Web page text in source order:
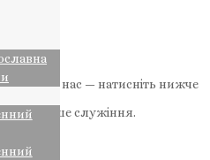
нас — натисніть нижче
наше служіння.